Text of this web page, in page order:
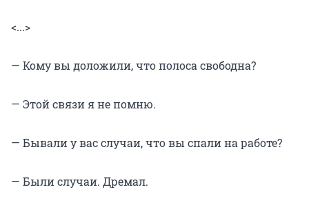
<...>
— Кому вы доложили, что полоса свободна?
— Этой связи я не помню.
— Бывали у вас случаи, что вы спали на работе?
— Были случаи. Дремал.